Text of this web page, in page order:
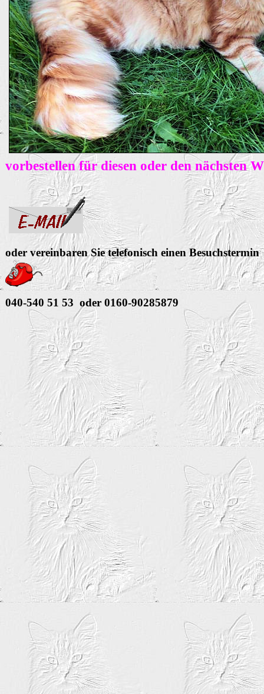
vorbestellen für diesen oder den nächsten
oder vereinbaren Sie telefonisch einen Besuchstermin
040-540 51 53 oder 0160-90285879